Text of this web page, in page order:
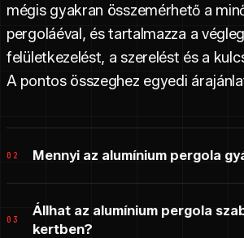
mégis gyakran összemérhető a
pergoláéval, és tartalmazza a
felületkezelést, a szerelést és a
A pontos összeghez egyedi
02 Mennyi az alumínium pergola
03
Állhat az alumínium pergola
kertben?